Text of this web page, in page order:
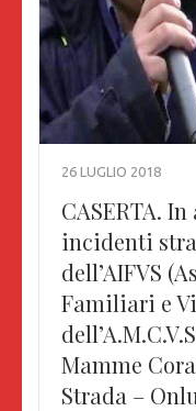
26 LUGLIO 2018
CASERTA.
incidenti
dell’AIFVS
Familiari e
Mamme
Strada –